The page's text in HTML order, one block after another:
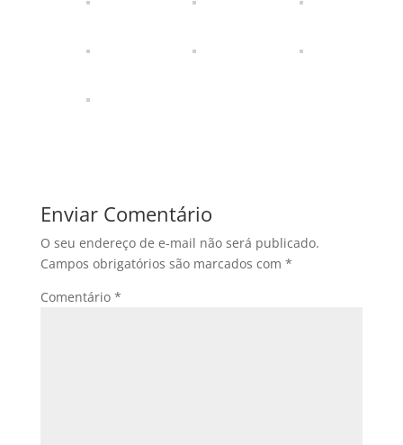
Enviar Comentário
O seu endereço de e-mail não será publicado.
Campos obrigatórios são marcados com *
Comentário *